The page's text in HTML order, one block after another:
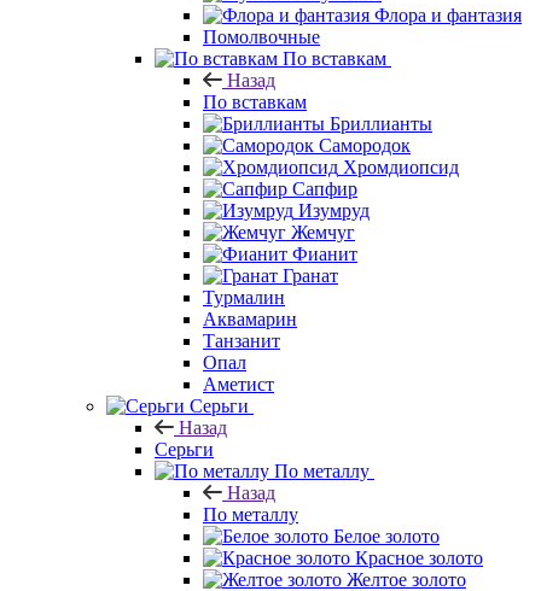
Флора и фантазия
Помолвочные
По вставкам
Назад
По вставкам
Бриллианты
Самородок
Хромдиопсид
Сапфир
Изумруд
Жемчуг
Фианит
Гранат
Турмалин
Аквамарин
Танзанит
Опал
Аметист
Серьги
Назад
Серьги
По металлу
Назад
По металлу
Белое золото
Красное золото
Желтое золото